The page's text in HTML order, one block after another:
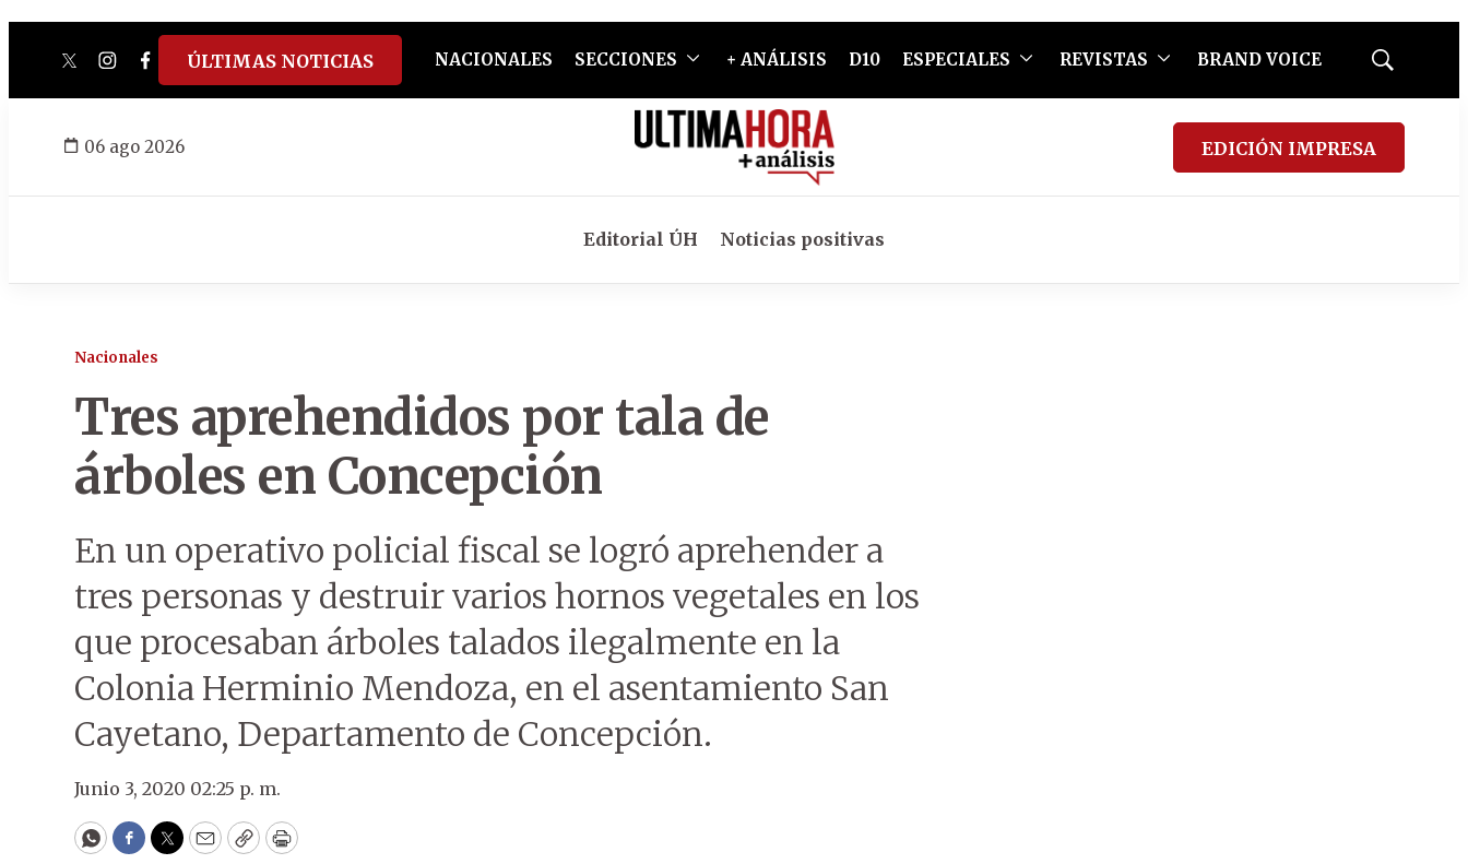
twitterinstagram
facebook
tiktokyoutube
spotify
ÚLTIMAS NOTICIAS NACIONALES SECCIONES + ANÁLISIS D10 ESPECIALES REVISTAS BRAND VOICE
Mostrar
06 ago 2026 EDICIÓN IMPRESA
Editorial ÚH Noticias positivas
Nacionales
Tres aprehendidos por tala de
árboles en Concepción
En un operativo policial fiscal se logró aprehender a
tres personas y destruir varios hornos vegetales en los
que procesaban árboles talados ilegalmente en la
Colonia Herminio Mendoza, en el asentamiento San
Cayetano, Departamento de Concepción.
Junio 3, 2020 02:25 p. m.
WhatsApp
Facebook
Twitter
EmailCopyPrint